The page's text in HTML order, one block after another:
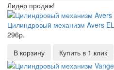
Лидер продаж!
Цилиндровый механизм Avers
296р.
В корзину
Купить в 1 клик